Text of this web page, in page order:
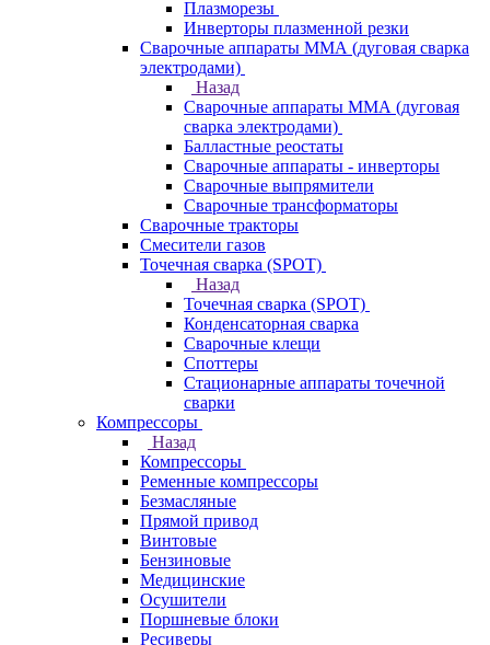
Плазморезы
Инверторы плазменной резки
Сварочные аппараты ММА (дуговая сварка
электродами)
Назад
Сварочные аппараты ММА (дуговая
сварка электродами)
Балластные реостаты
Сварочные аппараты - инверторы
Сварочные выпрямители
Сварочные трансформаторы
Сварочные тракторы
Смесители газов
Точечная сварка (SPOT)
Назад
Точечная сварка (SPOT)
Конденсаторная сварка
Сварочные клещи
Споттеры
Стационарные аппараты точечной
сварки
Компрессоры
Назад
Компрессоры
Ременные компрессоры
Безмасляные
Прямой привод
Винтовые
Бензиновые
Медицинские
Осушители
Поршневые блоки
Ресиверы